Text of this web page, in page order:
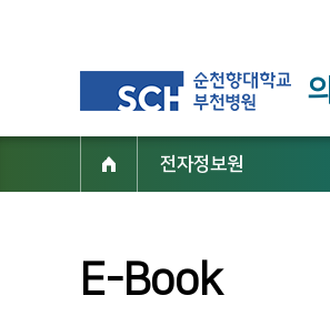
전자정보원
E-Book